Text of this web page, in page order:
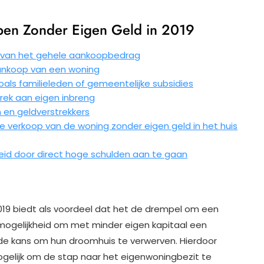
Zonder Eigen Geld in 2019
het gehele aankoopbedrag
van een woning
familieleden of gemeentelijke subsidies
aan eigen inbreng
geldverstrekkers
van de woning zonder eigen geld in het huis
door direct hoge schulden aan te gaan
biedt als voordeel dat het de drempel om een
om met minder eigen kapitaal een
kans om hun droomhuis te verwerven. Hierdoor
om de stap naar het eigenwoningbezit te